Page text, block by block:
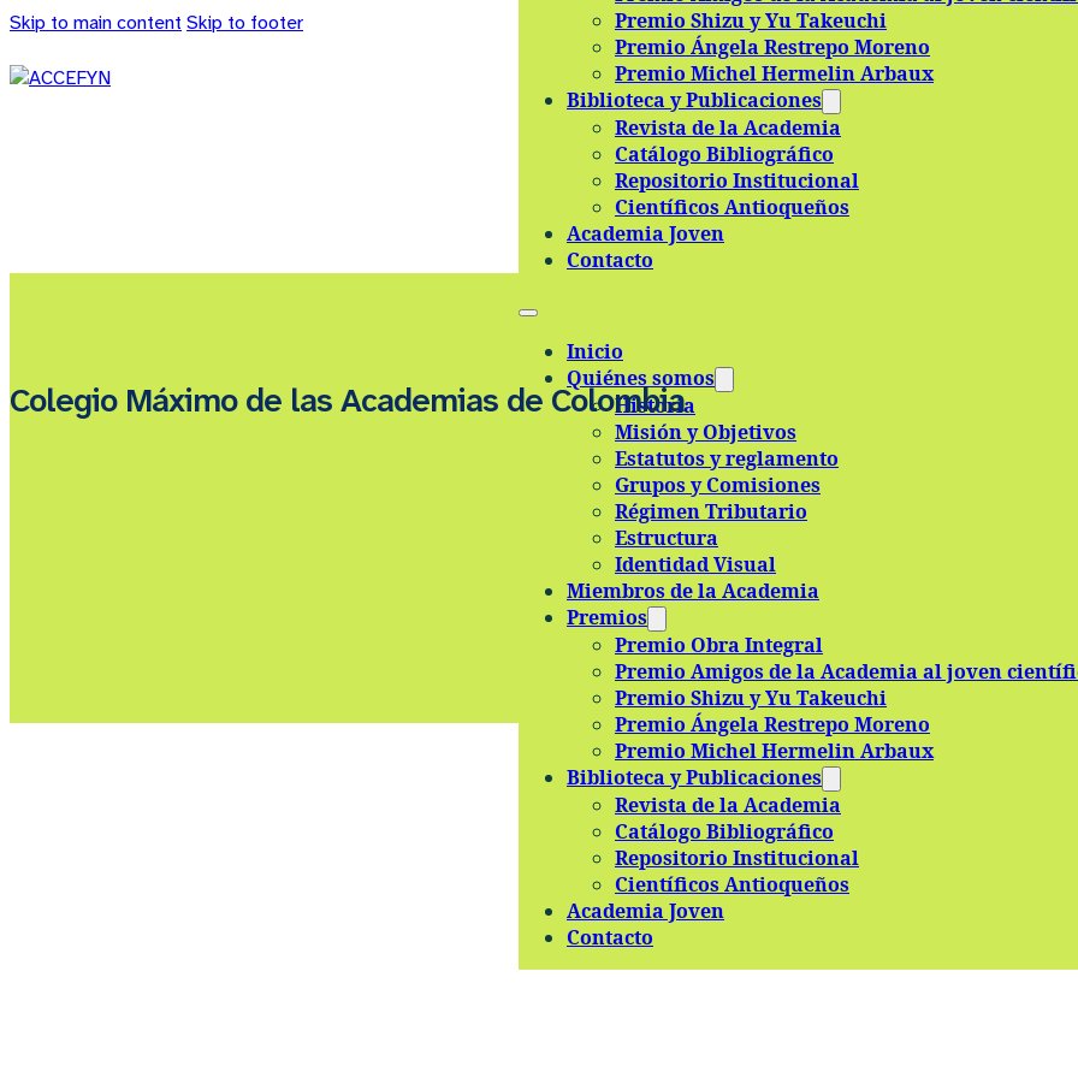
Skip to main content Skip to footer
Premio Shizu y Yu Takeuchi
Premio Ángela Restrepo Moreno
Premio Michel Hermelin Arbaux
Biblioteca y Publicaciones
Revista de la Academia
Catálogo Bibliográfico
Repositorio Institucional
Científicos Antioqueños
Academia Joven
Contacto
Inicio
Quiénes somos
Historia
Misión y Objetivos
Estatutos y reglamento
Grupos y Comisiones
Régimen Tributario
Estructura
Identidad Visual
Miembros de la Academia
Premios
Premio Obra Integral
Premio Amigos de la Academia al joven
Premio Shizu y Yu Takeuchi
Premio Ángela Restrepo Moreno
Premio Michel Hermelin Arbaux
Biblioteca y Publicaciones
Revista de la Academia
Catálogo Bibliográfico
Repositorio Institucional
Científicos Antioqueños
Academia Joven
Contacto
Colegio Máximo de las Academias de Colombia